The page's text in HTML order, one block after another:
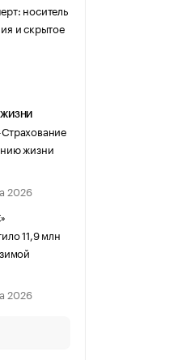
носитель
и скрытое
ЖИЗНИ
жизни
2026
11,9 млн
2026